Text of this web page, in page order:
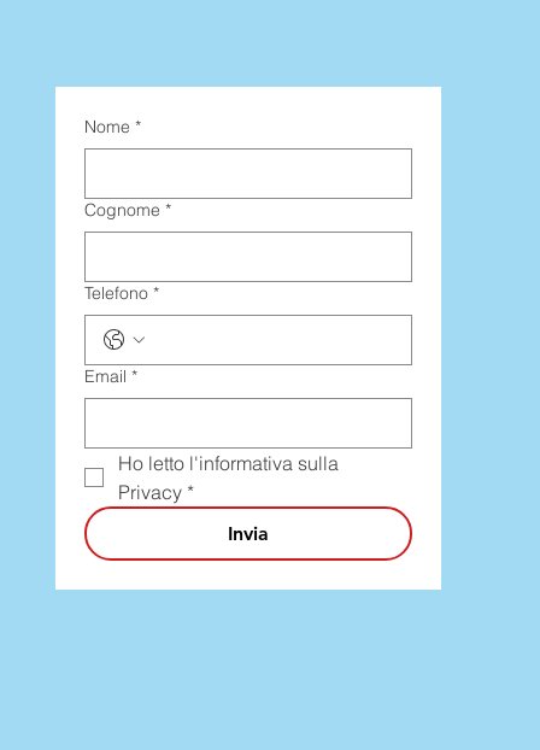
Nome *
Cognome *
Telefono *
Email *
Ho letto l'informativa sulla
Privacy *
Invia